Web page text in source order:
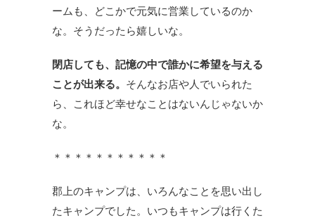
ームも、どこかで元気に営業しているのか
な。そうだったら嬉しいな。
閉店しても、記憶の中で誰かに希望を与える
ことが出来る。 そんなお店や人でいられた
ら、これほど幸せなことはないんじゃないか
な。
＊＊＊＊＊＊＊＊＊＊＊
郡上のキャンプは、いろんなことを思い出し
たキャンプでした。いつもキャンプは行くた